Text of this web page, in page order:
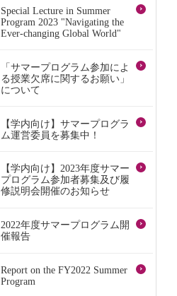
Special Lecture in Summer
Program 2023 "Navigating the
Ever-changing Global World"
「サマープログラム参加によ
る授業欠席に関するお願い」
について
【学内向け】サマープログラ
ム運営委員を募集中！
【学内向け】2023年度サマー
プログラム参加者募集及び履
修説明会開催のお知らせ
2022年度サマープログラム開
催報告
Report on the FY2022 Summer
Program